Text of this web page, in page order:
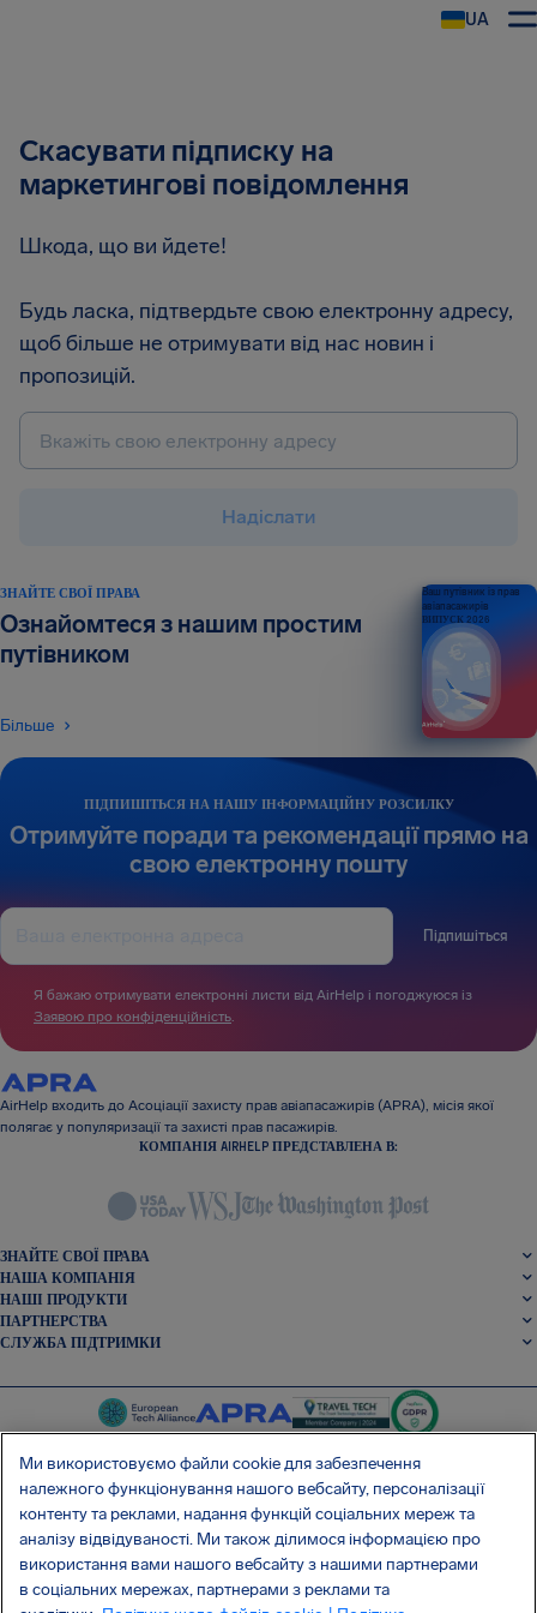
UA
Скасувати підписку на
маркетингові повідомлення
Шкода, що ви йдете!
Будь ласка, підтвердьте свою електронну адресу,
щоб більше не отримувати від нас новин і
пропозицій.
Надіслати
ПІДПИШІТЬСЯ НА НАШУ ІНФОРМАЦІЙНУ РОЗСИЛКУ
Отримуйте поради та рекомендації прямо на
свою електронну пошту
Підпишіться
Я бажаю отримувати електронні листи від AirHelp і погоджуюся із
Заявою про конфіденційність.
ЗНАЙТЕ СВОЇ ПРАВА
Ознайомтеся з нашим простим
путівником
Більше
Ваш путівник із прав
авіапасажирів
ВИПУСК 2026
AirHelp входить до Асоціації захисту прав авіапасажирів (APRA), місія якої
полягає у популяризації та захисті прав пасажирів.
КОМПАНІЯ AIRHELP ПРЕДСТАВЛЕНА В:
ЗНАЙТЕ СВОЇ ПРАВА
НАША КОМПАНІЯ
НАШІ ПРОДУКТИ
ПАРТНЕРСТВА
СЛУЖБА ПІДТРИМКИ
SocialFacebook
SocialTwitter
SocialInstagram
SocialLinkedin
ОТРИМАЙТЕ НАШ БЕЗКОШТОВНИЙ ДОДАТОК
Ми використовуємо файли cookie для забезпечення
належного функціонування нашого вебсайту, персоналізації
контенту та реклами, надання функцій соціальних мереж та
аналізу відвідуваності. Ми також ділимося інформацією про
використання вами нашого вебсайту з нашими партнерами
в соціальних мережах, партнерами з реклами та